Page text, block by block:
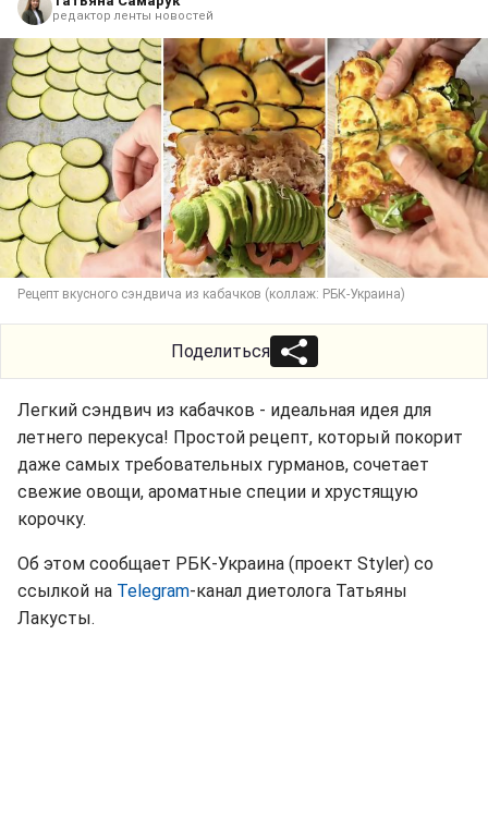
редактор ленты новостей
Рецепт вкусного сэндвича из кабачков (коллаж: РБК-Украина)
Поделиться
Легкий сэндвич из кабачков - идеальная идея для
летнего перекуса! Простой рецепт, который покорит
даже самых требовательных гурманов, сочетает
свежие овощи, ароматные специи и хрустящую
корочку.
Об этом сообщает РБК-Украина (проект Styler) со
ссылкой на Telegram-канал диетолога Татьяны
Лакусты.